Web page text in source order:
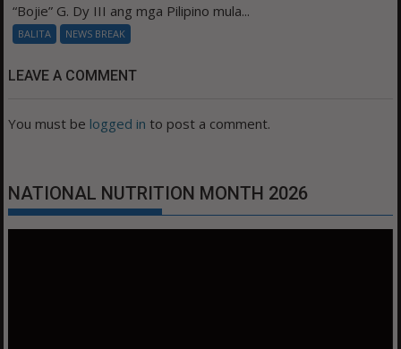
“Bojie” G. Dy III ang mga Pilipino mula...
BALITA NEWS BREAK
LEAVE A COMMENT
You must be logged in to post a comment.
NATIONAL NUTRITION MONTH 2026